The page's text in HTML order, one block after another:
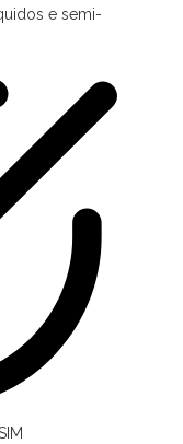
e semi-